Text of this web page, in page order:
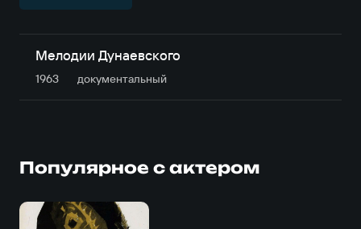
Мелодии Дунаевского
1963 документальный
Популярное с актером